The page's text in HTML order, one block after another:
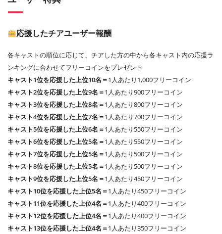
応援したチアユーザー報酬
各キャストの順位に応じて、チアした方の中から各キャスト内の応援ラ
ンキングに合わせてフリーコインをプレゼント
キャスト1位を応援した上位10名＝1人あたり1,000フリーコイン
キャスト2位を応援した上位9名＝1人あたり900フリーコイン
キャスト3位を応援した上位8名＝1人あたり800フリーコイン
キャスト4位を応援した上位7名＝1人あたり700フリーコイン
キャスト5位を応援した上位6名＝1人あたり550フリーコイン
キャスト6位を応援した上位5名＝1人あたり550フリーコイン
キャスト7位を応援した上位5名＝1人あたり500フリーコイン
キャスト8位を応援した上位5名＝1人あたり500フリーコイン
キャスト9位を応援した上位5名＝1人あたり450フリーコイン
キャスト10位を応援した上位5名＝1人あたり450フリーコイン
キャスト11位を応援した上位4名＝1人あたり400フリーコイン
キャスト12位を応援した上位4名＝1人あたり400フリーコイン
キャスト13位を応援した上位4名＝1人あたり350フリーコイン